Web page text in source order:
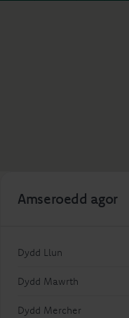
Amseroedd agor
Dydd Llun
Dydd Mawrth
Dydd Mercher